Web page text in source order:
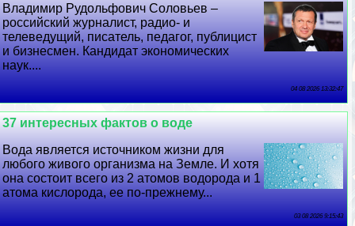
Владимир Рудольфович Соловьев –
российский журналист, радио- и
телеведущий, писатель, педагог, публицист
и бизнесмен. Кандидат экономических
наук....
04 08 2026 13:32:47
37 интересных фактов о воде
Вода является источником жизни для
любого живого организма на Земле. И хотя
она состоит всего из 2 атомов водорода и 1
атома кислорода, ее по-прежнему...
03 08 2026 9:15:43